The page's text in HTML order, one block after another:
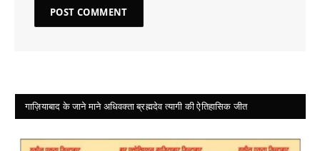
गाज़ियाबाद के जाने माने अधिवक्ता ब्रह्मदेव त्यागी की ऐतिहासिक जीत